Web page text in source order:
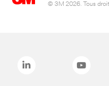
© 3M 2026. Tous